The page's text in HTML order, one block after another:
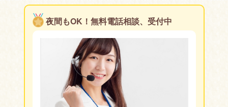
夜間もOK！無料電話相談、受付中